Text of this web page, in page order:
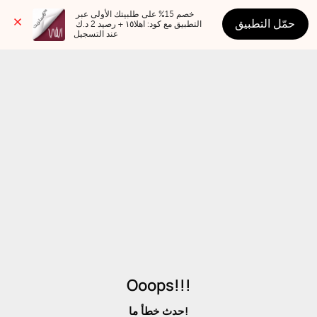
عند التسجيل
حمّل التطبيق
Ooops!!!
حدث خطأ ما!